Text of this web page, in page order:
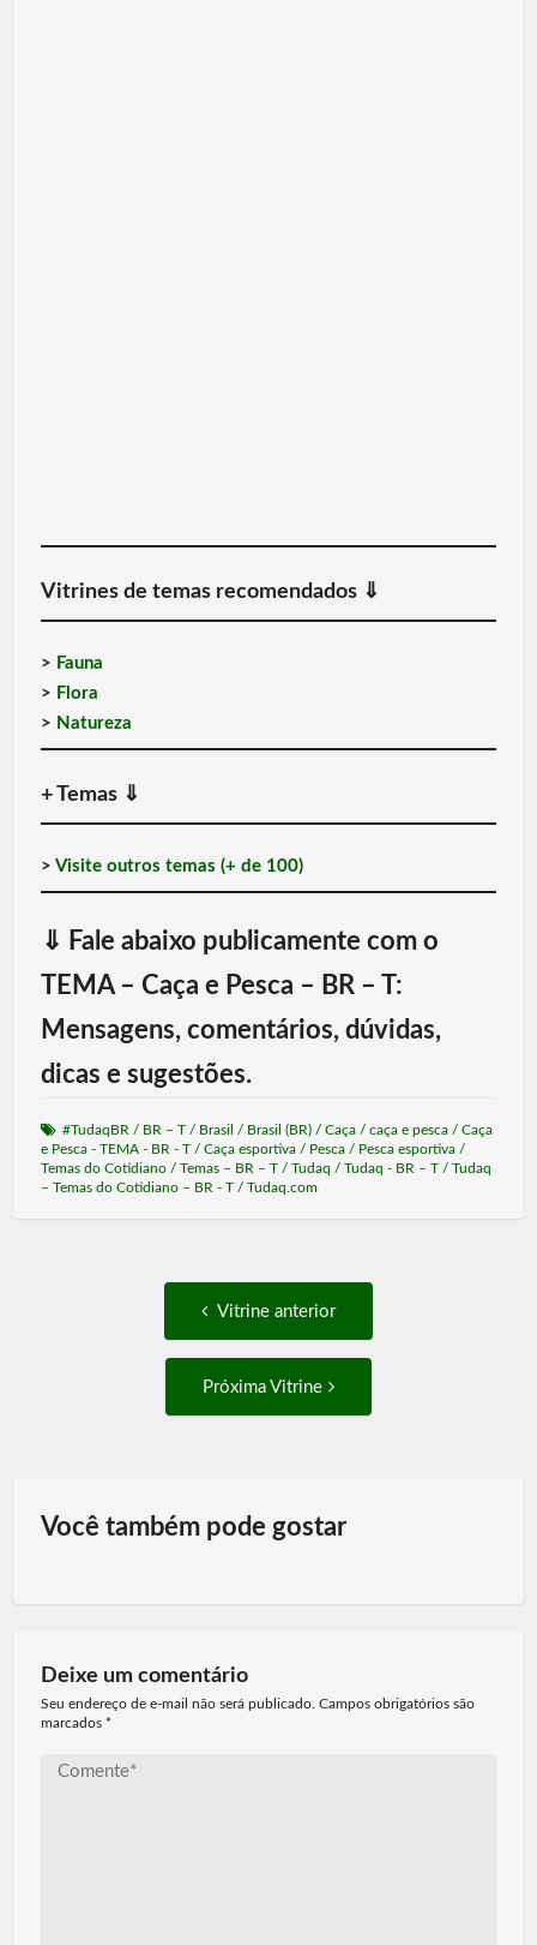
Vitrines de temas recomendados ⇓
> Fauna
> Flora
> Natureza
+ Temas⇓
> Visite outros temas (+ de 100)
⇓ Fale abaixo publicamente com o
TEMA – Caça e Pesca – BR – T:
Mensagens, comentários, dúvidas,
dicas e sugestões.
#TudaqBR / BR – T/ Brasil / Brasil (BR)/ Caça/ caça e pesca/ Caça
e Pesca - TEMA - BR - T/ Caça esportiva/ Pesca/ Pesca esportiva/
Temas do Cotidiano/ Temas – BR – T/ Tudaq / Tudaq - BR – T/ Tudaq
– Temas do Cotidiano – BR - T/ Tudaq.com
navigation
Vitrine anterior
Próxima Vitrine
Você também pode gostar
Deixe um comentário
Seu endereço de e-mail não será publicado. Campos obrigatórios são
marcados *
Comente*